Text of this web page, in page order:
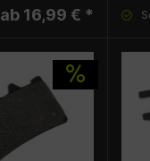
ab 16,99 € *